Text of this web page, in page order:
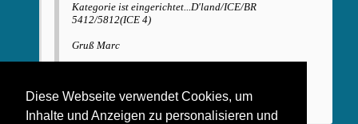
Kategorie ist eingerichtet...D'land/ICE/BR
5412/5812(ICE 4)
Gruß Marc
Diese Webseite verwendet Cookies, um
Inhalte und Anzeigen zu personalisieren und